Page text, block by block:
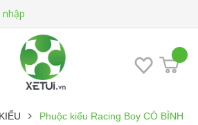
Phuộc kiểu Racing Boy CÓ BÌNH